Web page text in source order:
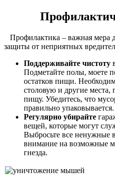
Профилактика – важная мера
защиты от неприятных
Поддерживайте чистоту
Подметайте полы, моете
остатков пищи.
столовую и другие места,
пищу. Убедитесь, что
правильно упаковывается.
Регулярно убирайте
вещей, которые могут
Выбросьте все ненужные
внимание на возможные
гнезда.